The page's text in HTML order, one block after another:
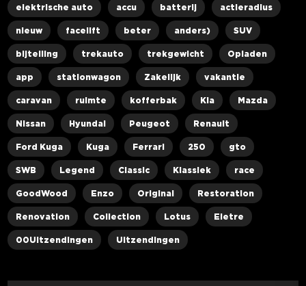
elektrische auto accu batterij actieradius
nieuw facelift beter anders) SUV
bijtelling trekauto trekgewicht Opladen
app stationwagon Zakelijk vakantie
caravan ruimte kofferbak Kia Mazda
Nissan Hyundai Peugeot Renault
Ford Kuga Kuga Ferrari 250 gto
SWB Legend Classic Klassiek race
GoodWood Enzo Original Restoration
Renovation Collection Lotus Eletre
00Uitzendingen Uitzendingen